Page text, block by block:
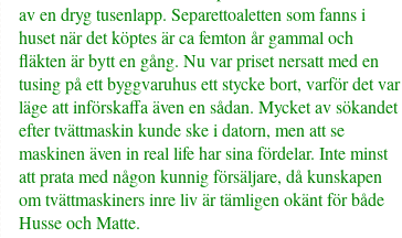
av en dryg tusenlapp. Separettoaletten som fanns i
huset när det köptes är ca femton år gammal och
fläkten är bytt en gång. Nu var priset nersatt med en
tusing på ett byggvaruhus ett stycke bort, varför det var
läge att införskaffa även en sådan. Mycket av sökandet
efter tvättmaskin kunde ske i datorn, men att se
maskinen även in real life har sina fördelar. Inte minst
att prata med någon kunnig försäljare, då kunskapen
om tvättmaskiners inre liv är tämligen okänt för både
Husse och Matte.